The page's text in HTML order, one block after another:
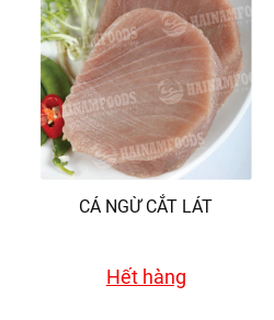
Hết hàng
CÁ NGỪ CẮT LÁT